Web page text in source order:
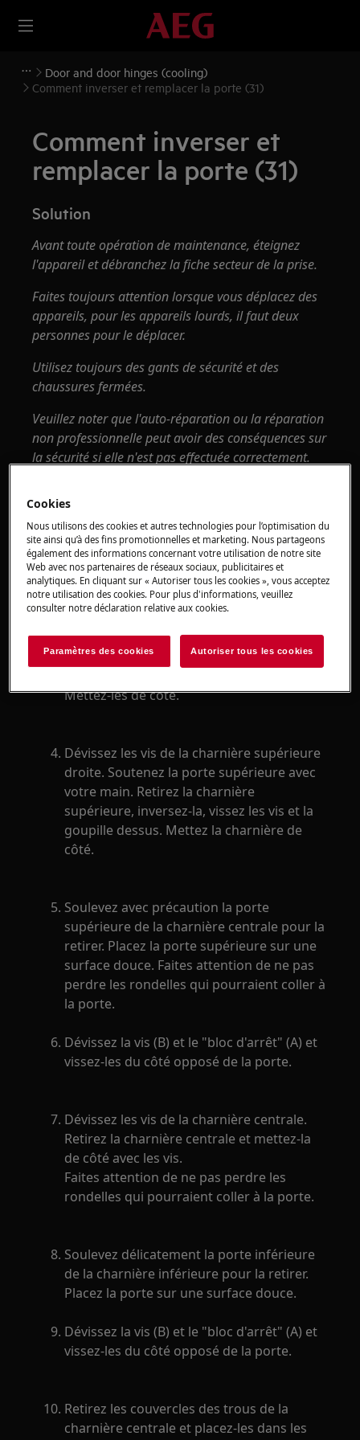
Door and door hinges (cooling)
Comment inverser et remplacer la porte (31)
Comment inverser et
remplacer la porte (31)
Solution
Avant toute opération de maintenance, éteignez
l'appareil et débranchez la fiche secteur de laprise.
Faites toujours attention lorsque vous déplacez des
appareils, pour les appareils lourds, il faut deux
personnes pour le déplacer.
Utilisez toujours des gants de sécurité et des
chaussures fermées.
Veuillez noter que l'auto-réparation ou la réparation
non professionnelle peut avoir des conséquences sur
la sécurité si elle n'est pas effectuée correctement.
Assurez-vous que l'appareil est bien droit.
Ouvrez les deux portes et retirez
l'équipement de la porte (des balconettes,
etc). Refermez les portes.
Utilisez un tournevis à lame fine pour
retirer le couvercle du trou de vis (A) et le
Mettez-les de côté.
Dévissez les vis de la charnière supérieure
droite. Soutenez la porte supérieure avec
votre main. Retirez la charnière
supérieure, inversez-la, vissez les vis et la
goupille dessus. Mettez la charnière de
côté.
Soulevez avec précaution la porte
supérieure de la charnière centrale pour la
retirer. Placez la porte supérieure sur une
surface douce. Faites attention de ne pas
perdre les rondelles qui pourraient coller à
la porte.
Dévissez la vis (B) et le "bloc d'arrêt" (A) et
vissez-les du côté opposé de la porte.
Dévissez les vis de la charnière centrale.
Retirez la charnière centrale et mettez-la
de côté avec les vis.
Faites attention de ne pas perdre les
rondelles qui pourraient coller à la porte.
Soulevez délicatement la porte inférieure
de la charnière inférieure pour la retirer.
Placez la porte sur une surface douce.
Dévissez la vis (B) et le "bloc d'arrêt" (A) et
vissez-les du côté opposé de la porte.
Retirez les couvercles des trous de la
charnière centrale et placez-les dans les
Cookies
Nous utilisons des cookies et autres technologies pour l’optimisation du
site ainsi qu’à des fins promotionnelles et marketing. Nous partageons
également des informations concernant votre utilisation de notre site
Web avec nos partenaires de réseaux sociaux, publicitaires et
analytiques. En cliquant sur « Autoriser tous les cookies », vous acceptez
notre utilisation des cookies. Pour plus d'informations, veuillez
consulter notre déclaration relative aux cookies.
Paramètres des cookies Autoriser tous les cookies